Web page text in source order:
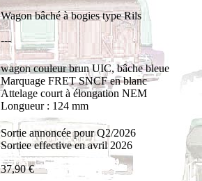
Wagon bâché à bogies type Rils
---
wagoncouleur brun UIC, bâche bleue
Marquage FRET SNCF en blanc
Attelage court à élongation NEM
Longueur : 124 mm
Sortie annoncée pour Q2/2026
Sortiee effective en avril 2026
37,90 €